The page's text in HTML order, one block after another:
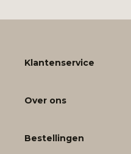
Klantenservice
Over ons
Bestellingen